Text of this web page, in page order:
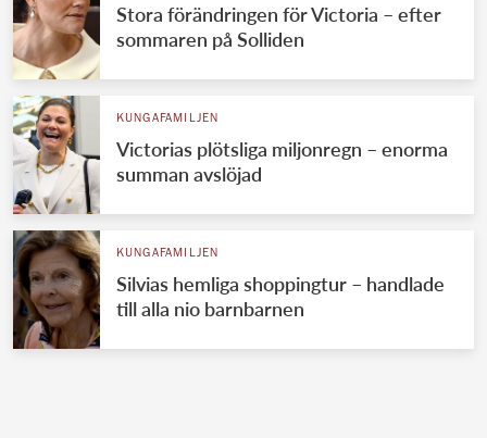
Stora förändringen för Victoria – efter
sommaren på Solliden
KUNGAFAMILJEN
Victorias plötsliga miljonregn – enorma
summan avslöjad
KUNGAFAMILJEN
Silvias hemliga shoppingtur – handlade
till alla nio barnbarnen